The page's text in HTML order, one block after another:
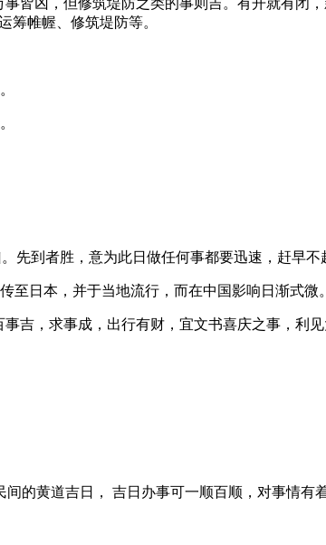
筹帷幄、修筑堤防等。
到者胜，意为此日做任何事都要迅速，赶早不
至日本，并于当地流行，而在中国影响日渐式微。
吉，求事成，出行有财，宜文书喜庆之事，利见
的黄道吉日， 吉日办事可一顺百顺，对事情有